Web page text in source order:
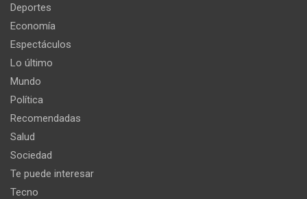
Deportes
Economía
Espectáculos
Lo último
Mundo
Política
Recomendadas
Salud
Sociedad
Te puede interesar
Tecno